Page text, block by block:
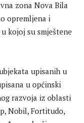
zona Nova Bila
opremljena i
kojoj su smještene
upisanih u
u općinski
razvoja iz oblasti
Nobil, Fortitudo,